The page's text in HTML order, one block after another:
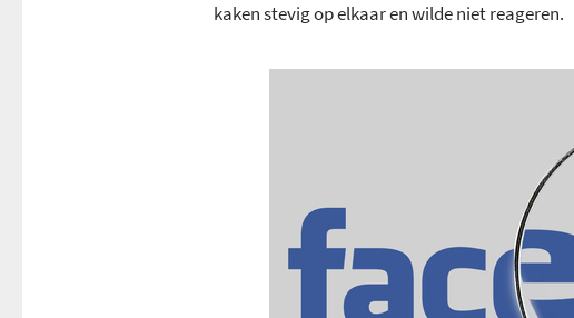
kaken stevig op elkaar en wilde niet reageren.